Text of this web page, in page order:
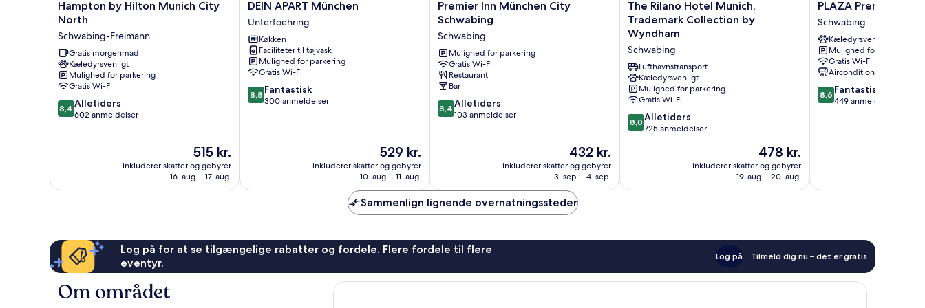
Hampton
by
Munich
City
North
Schwabing-
Freimann
Hampton by Hilton Munich City
North
Schwabing-Freimann
Gratis morgenmad
Kæledyrsvenligt
Mulighed for parkering
Gratis Wi-Fi
8.4
ud
8,4 Alletiders
602 anmeldelser
Prisen
er
515 kr.
515 kr.
inkluderer skatter og gebyrer
16. aug. - 17. aug.
DEIN
APART
München
Unterfoehring
DEIN APART München
Unterfoehring
Køkken
Faciliteter til tøjvask
Mulighed for parkering
Gratis Wi-Fi
8.8
ud
8,8 Fantastisk
300 anmeldelser
Prisen
er
529 kr.
529 kr.
inkluderer skatter og gebyrer
10. aug. - 11. aug.
Premier
Inn
City
Schwabing
Schwabing
Premier Inn München City
Schwabing
Schwabing
Mulighed for parkering
Gratis Wi-Fi
Restaurant
Bar
8.4
ud
8,4 Alletiders
103 anmeldelser
Prisen
er
432 kr.
432 kr.
inkluderer skatter og gebyrer
3. sep. - 4. sep.
The
Rilano
Hotel
Munich,
Trademark
Collection
by
Wyndham
Schwabing
The Rilano Hotel Munich,
Trademark Collection by
Wyndham
Schwabing
Lufthavnstransport
Kæledyrsvenligt
Mulighed for parkering
Gratis Wi-Fi
8.0
ud
anmeldelser
8,0 Alletiders
725 anmeldelser
Prisen
er
478 kr.
478 kr.
inkluderer skatter og gebyrer
19. aug. - 20. aug.
PLAZA
Premium
München
Schwabing
PLAZA Premium
Schwabing
Kæledyrsvenligt
Mulighed for parkering
Gratis Wi-Fi
Aircondition
8.6
ud
8,6 Fantastisk
449 anmeldelser
Sammenlign lignende overnatningssteder
Log på for at se tilgængelige rabatter og fordele. Flere fordele til flere
eventyr.
Log på Tilmeld dig nu – det er gratis
Om området